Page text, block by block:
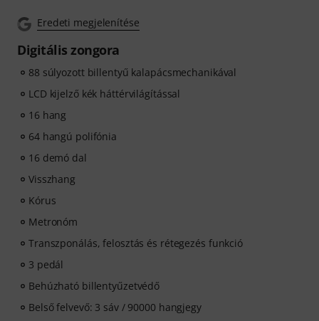
Eredeti megjelenítése
Digitális zongora
88 súlyozott billentyű kalapácsmechanikával
LCD kijelző kék háttérvilágítással
16 hang
64 hangú polifónia
16 demó dal
Visszhang
Kórus
Metronóm
Transzponálás, felosztás és rétegezés funkció
3 pedál
Behúzható billentyűzetvédő
Belső felvevő: 3 sáv / 90000 hangjegy